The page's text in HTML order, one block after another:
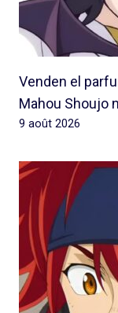
Venden el
Mahou Shoujo
9 août 2026